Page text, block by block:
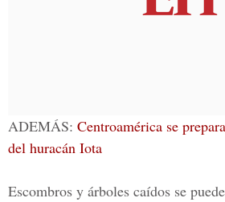
ADEMÁS: Centroamérica se
del huracán Iota
Escombros y árboles caídos se